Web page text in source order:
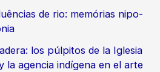
de rio: memórias nipo-
los púlpitos de la Iglesia
la agencia indígena en el arte